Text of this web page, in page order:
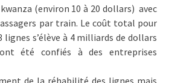
(environ 10 à 20 dollars) avec
par train. Le coût total pour
s’élève à 4 milliards de dollars
été confiés à des entreprises